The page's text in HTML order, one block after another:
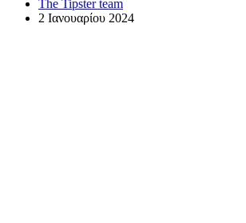
The Tipster team
2 Ιανουαρίου 2024